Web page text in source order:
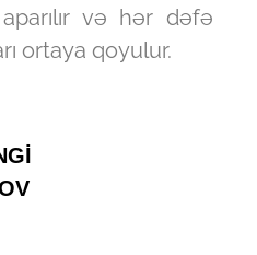
və hər dəfə
ortaya qoyulur.